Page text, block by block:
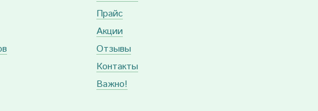
Прайс
Акции
Отзывы
Контакты
Важно!